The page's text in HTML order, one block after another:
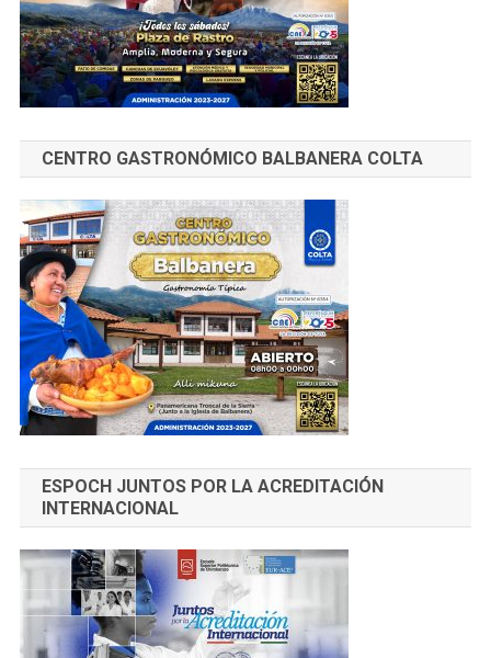
CENTRO GASTRONÓMICO BALBANERA COLTA
ESPOCH JUNTOS POR LA ACREDITACIÓN
INTERNACIONAL